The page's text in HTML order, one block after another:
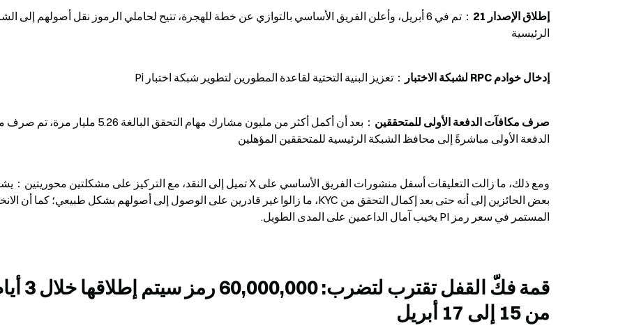
إطلاق الإصدار 21
الرئيسية
إدخال خوادم RPC لشبكة الاختبار ：تعزيز البنية التحتية لقاعدة المطورين لتطوير شبكة اختبار Pi
صرف مكافآت الدفعة الأولى للمتحققين
الدفعة الأولى مباشرةً إلى محافظ الشبكة الرئيسية للمتحققين المؤهلين
المستمر في سعر رمز PI يخيب آمال الداعمين على المدى الطويل.
من 15 إلى 17 أبريل